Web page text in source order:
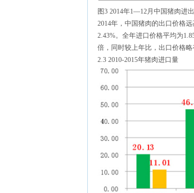
图3 2014年1—12月中国猪肉进
2014年，中国猪肉的出口价格
2.43%。全年进口价格平均为
倍，同时较上年比，出口价格
2.3 2010-2015年猪肉进口量